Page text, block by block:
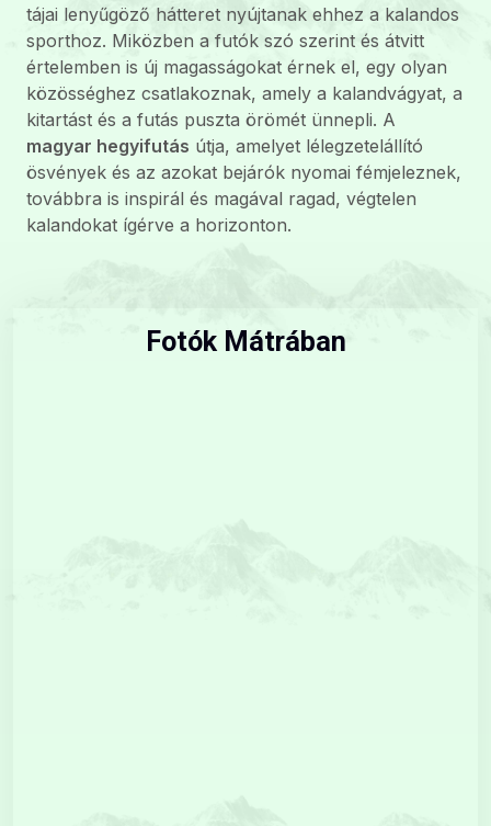
tájai lenyűgöző hátteret nyújtanak ehhez a kalandos
sporthoz. Miközben a futók szó szerint és átvitt
értelemben is új magasságokat érnek el, egy olyan
közösséghez csatlakoznak, amely a kalandvágyat, a
kitartást és a futás puszta örömét ünnepli. A
magyar hegyifutás útja, amelyet lélegzetelállító
ösvények és az azokat bejárók nyomai fémjeleznek,
továbbra is inspirál és magával ragad, végtelen
kalandokat ígérve a horizonton.
Fotók Mátrában